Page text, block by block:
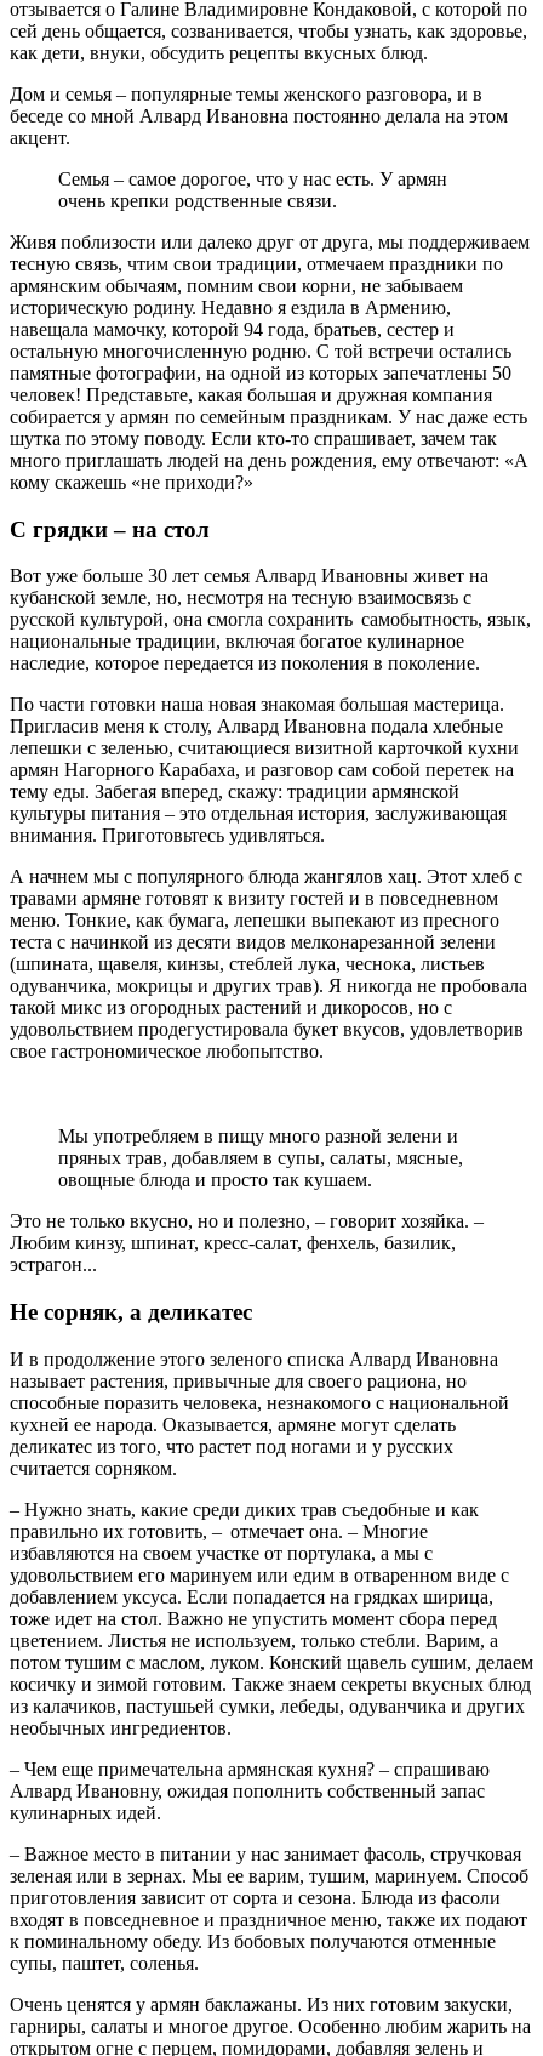
отзывается о Галине Владимировне Кондаковой, с которой по
сей день общается, созванивается, чтобы узнать, как здоровье,
как дети, внуки, обсудить рецепты вкусных блюд.
Дом и семья – популярные темы женского разговора, и в
беседе со мной Алвард Ивановна постоянно делала на этом
акцент.
Семья – самое дорогое, что у нас есть. У армян
очень крепки родственные связи.
Живя поблизости или далеко друг от друга, мы поддерживаем
тесную связь, чтим свои традиции, отмечаем праздники по
армянским обычаям, помним свои корни, не забываем
историческую родину. Недавно я ездила в Армению,
навещала мамочку, которой 94 года, братьев, сестер и
остальную многочисленную родню. С той встречи остались
памятные фотографии, на одной из которых запечатлены 50
человек! Представьте, какая большая и дружная компания
собирается у армян по семейным праздникам. У нас даже есть
шутка по этому поводу. Если кто-то спрашивает, зачем так
много приглашать людей на день рождения, ему отвечают: «А
кому скажешь «не приходи?»
С грядки – на стол
Вот уже больше 30 лет семья Алвард Ивановны живет на
кубанской земле, но, несмотря на тесную взаимосвязь с
русской культурой, она смогла сохранить самобытность, язык,
национальные традиции, включая богатое кулинарное
наследие, которое передается из поколения в поколение.
По части готовки наша новая знакомая большая мастерица.
Пригласив меня к столу, Алвард Ивановна подала хлебные
лепешки с зеленью, считающиеся визитной карточкой кухни
армян Нагорного Карабаха, и разговор сам собой перетек на
тему еды. Забегая вперед, скажу: традиции армянской
культуры питания – это отдельная история, заслуживающая
внимания. Приготовьтесь удивляться.
А начнем мы с популярного блюда жангялов хац. Этот хлеб с
травами армяне готовят к визиту гостей и в повседневном
меню. Тонкие, как бумага, лепешки выпекают из пресного
теста с начинкой из десяти видов мелконарезанной зелени
(шпината, щавеля, кинзы, стеблей лука, чеснока, листьев
одуванчика, мокрицы и других трав). Я никогда не пробовала
такой микс из огородных растений и дикоросов, но с
удовольствием продегустировала букет вкусов, удовлетворив
свое гастрономическое любопытство.
Мы употребляем в пищу много разной зелени и
пряных трав, добавляем в супы, салаты, мясные,
овощные блюда и просто так кушаем.
Это не только вкусно, но и полезно, – говорит хозяйка. –
Любим кинзу, шпинат, кресс-салат, фенхель, базилик,
эстрагон...
Не сорняк, а деликатес
И в продолжение этого зеленого списка Алвард Ивановна
называет растения, привычные для своего рациона, но
способные поразить человека, незнакомого с национальной
кухней ее народа. Оказывается, армяне могут сделать
деликатес из того, что растет под ногами и у русских
считается сорняком.
– Нужно знать, какие среди диких трав съедобные и как
правильно их готовить, – отмечает она. – Многие
избавляются на своем участке от портулака, а мы с
удовольствием его маринуем или едим в отваренном виде с
добавлением уксуса. Если попадается на грядках ширица,
тоже идет на стол. Важно не упустить момент сбора перед
цветением. Листья не используем, только стебли. Варим, а
потом тушим с маслом, луком. Конский щавель сушим, делаем
косичку и зимой готовим. Также знаем секреты вкусных блюд
из калачиков, пастушьей сумки, лебеды, одуванчика и других
необычных ингредиентов.
– Чем еще примечательна армянская кухня? – спрашиваю
Алвард Ивановну, ожидая пополнить собственный запас
кулинарных идей.
– Важное место в питании у нас занимает фасоль, стручковая
зеленая или в зернах. Мы ее варим, тушим, маринуем. Способ
приготовления зависит от сорта и сезона. Блюда из фасоли
входят в повседневное и праздничное меню, также их подают
к поминальному обеду. Из бобовых получаются отменные
супы, паштет, соленья.
Очень ценятся у армян баклажаны. Из них готовим закуски,
гарниры, салаты и многое другое. Особенно любим жарить на
открытом огне с перцем, помидорами, добавляя зелень и